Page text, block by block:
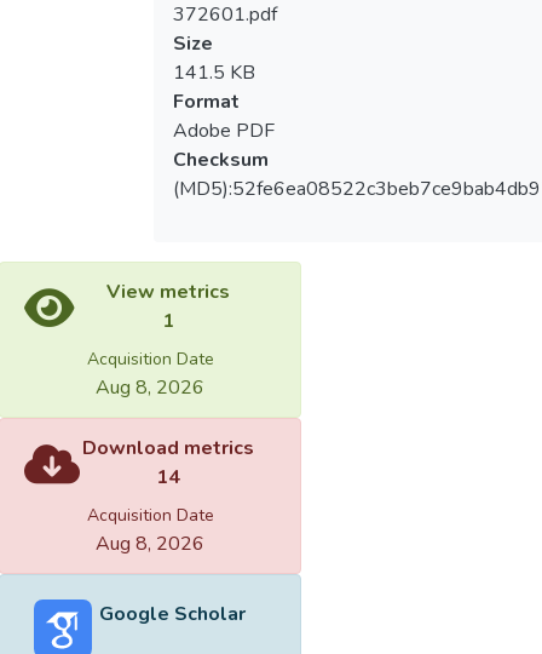
372601.pdf
Size
141.5 KB
Format
Adobe PDF
Checksum
View metrics
1
Acquisition Date
Aug 8, 2026
Download metrics
14
Acquisition Date
Aug 8, 2026
Google Scholar